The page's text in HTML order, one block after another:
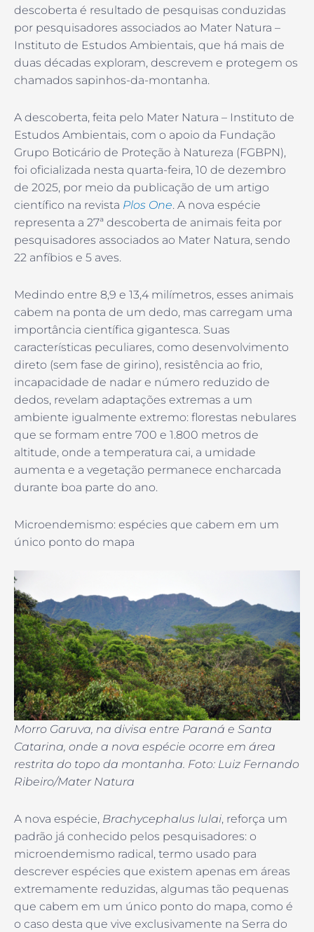
descoberta é resultado de pesquisas conduzidas
por pesquisadores associados ao Mater Natura –
Instituto de Estudos Ambientais, que há mais de
duas décadas exploram, descrevem e protegem os
chamados sapinhos-da-montanha.
A descoberta, feita pelo Mater Natura – Instituto de
Estudos Ambientais, com o apoio da Fundação
Grupo Boticário de Proteção à Natureza (FGBPN),
foi oficializada nesta quarta-feira, 10 de dezembro
de 2025, por meio da publicação de um artigo
científico na revista Plos One. A nova espécie
representa a 27ª descoberta de animais feita por
pesquisadores associados ao Mater Natura, sendo
22 anfíbios e 5 aves.
Medindo entre 8,9 e 13,4 milímetros, esses animais
cabem na ponta de um dedo, mas carregam uma
importância científica gigantesca. Suas
características peculiares, como desenvolvimento
direto (sem fase de girino), resistência ao frio,
incapacidade de nadar e número reduzido de
dedos, revelam adaptações extremas a um
ambiente igualmente extremo: florestas nebulares
que se formam entre 700 e 1.800 metros de
altitude, onde a temperatura cai, a umidade
aumenta e a vegetação permanece encharcada
durante boa parte do ano.
Microendemismo: espécies que cabem em um
único ponto do mapa
Morro Garuva, na divisa entre Paraná e Santa
Catarina, onde a nova espécie ocorre em área
restrita do topo da montanha. Foto: Luiz Fernando
Ribeiro/Mater Natura
A nova espécie, Brachycephalus lulai, reforça um
padrão já conhecido pelos pesquisadores: o
microendemismo radical, termo usado para
descrever espécies que existem apenas em áreas
extremamente reduzidas, algumas tão pequenas
que cabem em um único ponto do mapa, como é
o caso desta que vive exclusivamente na Serra do